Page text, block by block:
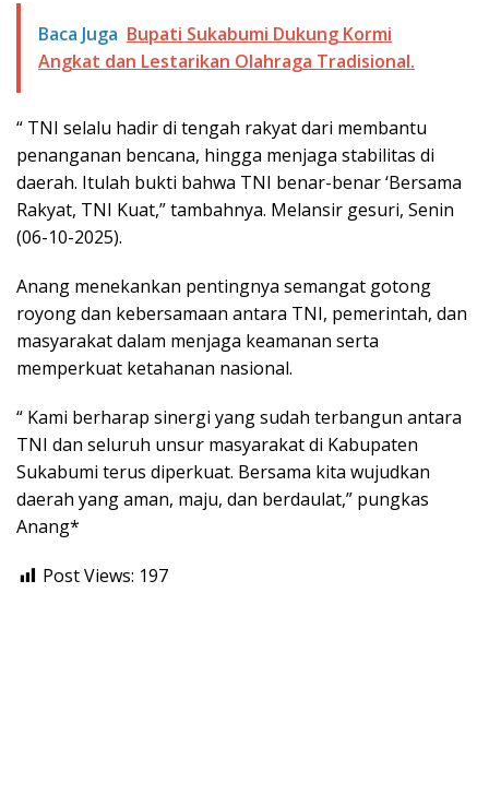
Baca Juga Bupati Sukabumi Dukung Kormi
Angkat dan Lestarikan Olahraga Tradisional.
“ TNI selalu hadir di tengah rakyat dari membantu
penanganan bencana, hingga menjaga stabilitas di
daerah. Itulah bukti bahwa TNI benar-benar ‘Bersama
Rakyat, TNI Kuat,” tambahnya. Melansir gesuri, Senin
(06-10-2025).
Anang menekankan pentingnya semangat gotong
royong dan kebersamaan antara TNI, pemerintah, dan
masyarakat dalam menjaga keamanan serta
memperkuat ketahanan nasional.
“ Kami berharap sinergi yang sudah terbangun antara
TNI dan seluruh unsur masyarakat di Kabupaten
Sukabumi terus diperkuat. Bersama kita wujudkan
daerah yang aman, maju, dan berdaulat,” pungkas
Anang*
Post Views: 197